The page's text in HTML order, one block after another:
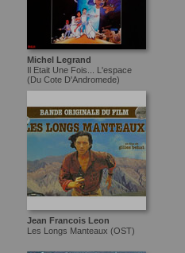
Michel Legrand
Il Etait Une Fois... L'espace
(Du Cote D'Andromede)
Jean Francois Leon
Les Longs Manteaux (OST)